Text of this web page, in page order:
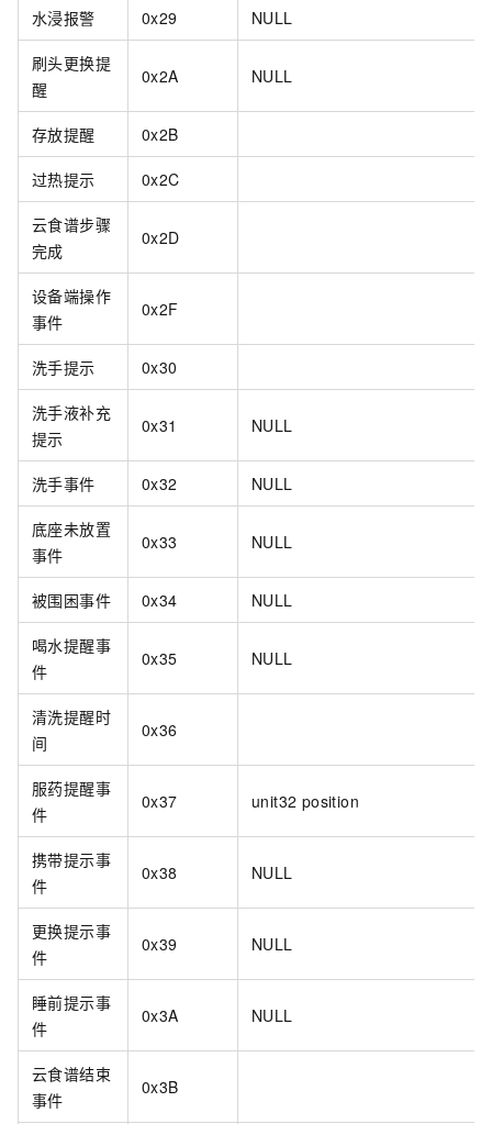
水浸报警 0x29 NULL
刷头更换提
醒
0x2A NULL
存放提醒 0x2B
过热提示 0x2C
云食谱步骤
完成
0x2D
设备端操作
事件
0x2F
洗手提示 0x30
洗手液补充
提示
0x31 NULL
洗手事件 0x32 NULL
底座未放置
事件
0x33 NULL
被围困事件 0x34 NULL
喝水提醒事
件
0x35 NULL
清洗提醒时
间
0x36
服药提醒事
件
0x37 unit32 position
携带提示事
件
0x38 NULL
更换提示事
件
0x39 NULL
睡前提示事
件
0x3A NULL
云食谱结束
事件
0x3B